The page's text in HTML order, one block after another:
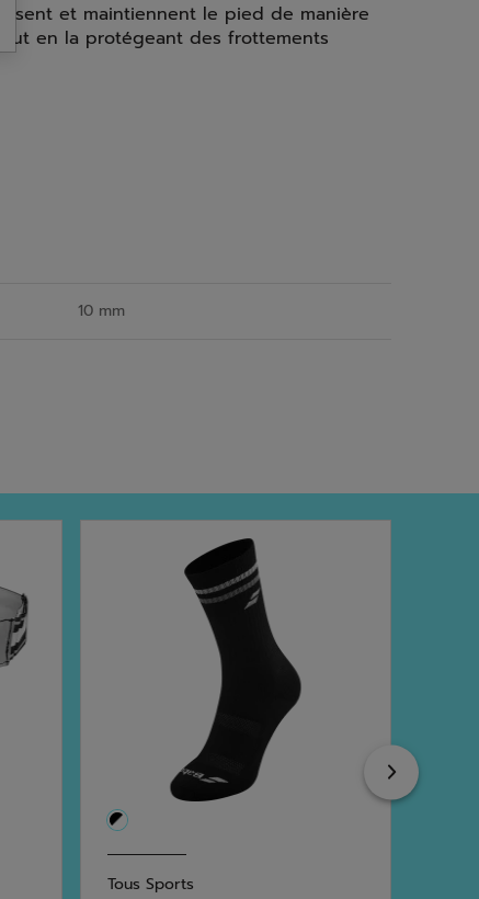
et maintiennent le pied de manière
en la protégeant des frottements
10 mm
Tous Sports